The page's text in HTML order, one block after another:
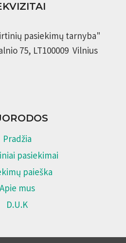
pasiekimų tarnyba"
75, LT100009 Vilnius
Pradžia
pasiekimai
paieška
Apie mus
D.U.K